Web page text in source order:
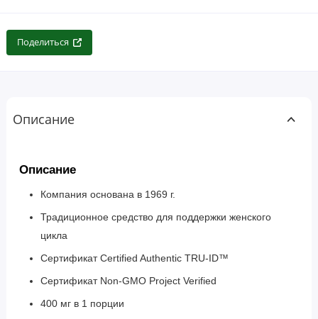
Поделиться
Описание
Описание
Компания основана в 1969 г.
Традиционное средство для поддержки женского
цикла
Сертификат Certified Authentic TRU-ID™
Сертификат Non-GMO Project Verified
400 мг в 1 порции